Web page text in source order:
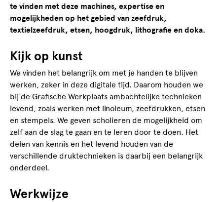
te vinden met deze machines, expertise en
mogelijkheden op het gebied van zeefdruk,
textielzeefdruk, etsen, hoogdruk, lithografie en doka.
Kijk op kunst
We vinden het belangrijk om met je handen te blijven
werken, zeker in deze digitale tijd. Daarom houden we
bij de Grafische Werkplaats ambachtelijke technieken
levend, zoals werken met linoleum, zeefdrukken, etsen
en stempels. We geven scholieren de mogelijkheid om
zelf aan de slag te gaan en te leren door te doen. Het
delen van kennis en het levend houden van de
verschillende druktechnieken is daarbij een belangrijk
onderdeel.
Werkwijze